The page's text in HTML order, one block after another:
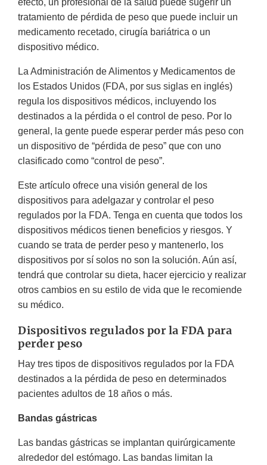
efecto, un profesional de la salud puede sugerir un
tratamiento de pérdida de peso que puede incluir un
medicamento recetado, cirugía bariátrica o un
dispositivo médico.
La Administración de Alimentos y Medicamentos de
los Estados Unidos (FDA, por sus siglas en inglés)
regula los dispositivos médicos, incluyendo los
destinados a la pérdida o el control de peso. Por lo
general, la gente puede esperar perder más peso con
un dispositivo de “pérdida de peso” que con uno
clasificado como “control de peso”.
Este artículo ofrece una visión general de los
dispositivos para adelgazar y controlar el peso
regulados por la FDA. Tenga en cuenta que todos los
dispositivos médicos tienen beneficios y riesgos. Y
cuando se trata de perder peso y mantenerlo, los
dispositivos por sí solos no son la solución. Aún así,
tendrá que controlar su dieta, hacer ejercicio y realizar
otros cambios en su estilo de vida que le recomiende
su médico.
Dispositivos regulados por la FDA para
perder peso
Hay tres tipos de dispositivos regulados por la FDA
destinados a la pérdida de peso en determinados
pacientes adultos de 18 años o más.
Bandas gástricas
Las bandas gástricas se implantan quirúrgicamente
alrededor del estómago. Las bandas limitan la